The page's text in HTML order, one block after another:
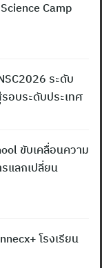
Camp
ระดับ
อบระดับประเทศ
ขับเคลื่อนความ
แลกเปลี่ยน
โรงเรียน